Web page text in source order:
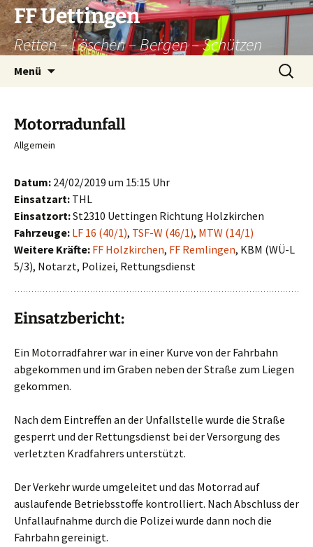
Zum
Inhalt
springen
FF Uettingen
Retten – Löschen – Bergen – Schützen
Menü
Suchen
nach:
Motorradunfall
Allgemein
Datum: 24/02/2019 um 15:15 Uhr
Einsatzart: THL
Einsatzort:St2310 Uettingen Richtung Holzkirchen
Fahrzeuge: LF 16 (40/1), TSF-W (46/1), MTW (14/1)
Weitere Kräfte: FF Holzkirchen, FF Remlingen, KBM (WÜ-L
5/3), Notarzt, Polizei, Rettungsdienst
Einsatzbericht:
Ein Motorradfahrer war in einer Kurve von der Fahrbahn
abgekommen und im Graben neben der Straße zum Liegen
gekommen.
Nach dem Eintreffen an der Unfallstelle wurde die Straße
gesperrt und der Rettungsdienst bei der Versorgung des
verletzten Kradfahrers unterstützt.
Der Verkehr wurde umgeleitet und das Motorrad auf
auslaufende Betriebsstoffe kontrolliert. Nach Abschluss der
Unfallaufnahme durch die Polizei wurde dann noch die
Fahrbahn gereinigt.